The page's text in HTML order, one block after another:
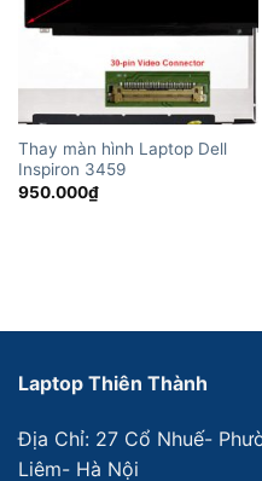
Thay màn hình Laptop Dell
Inspiron 3459
950.000₫
Laptop Thiên Thành
Địa Chỉ: 27 Cổ Nhuế-
Liêm- Hà Nội